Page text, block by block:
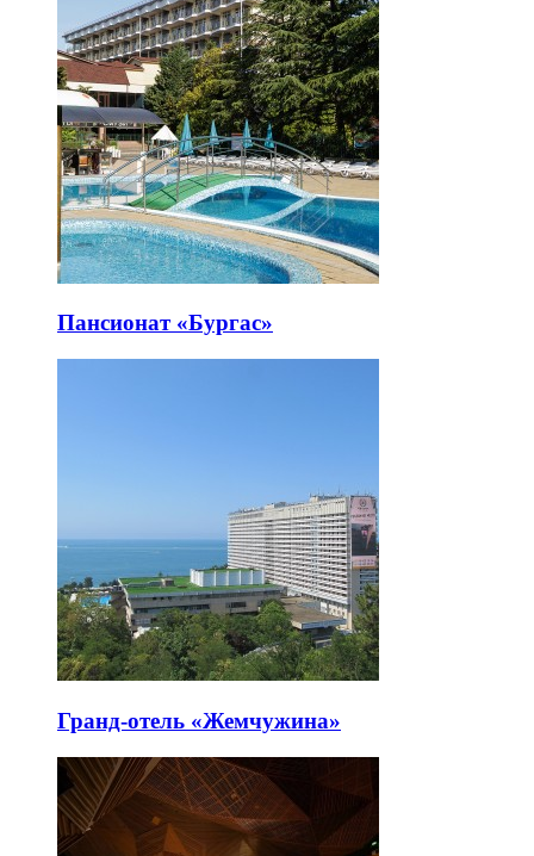
Пансионат «Бургас»
Гранд-отель «Жемчужина»